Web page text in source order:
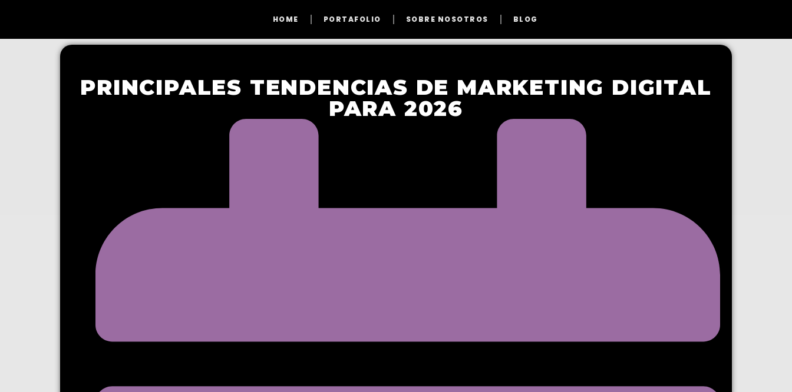
HOME PORTAFOLIO SOBRE NOSOTROS BLOG
PRINCIPALES TENDENCIAS DE MARKETING DIGITAL
PARA 2026